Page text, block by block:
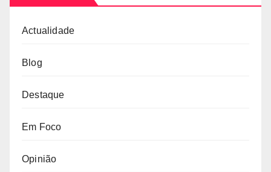
Actualidade
Blog
Destaque
Em Foco
Opinião